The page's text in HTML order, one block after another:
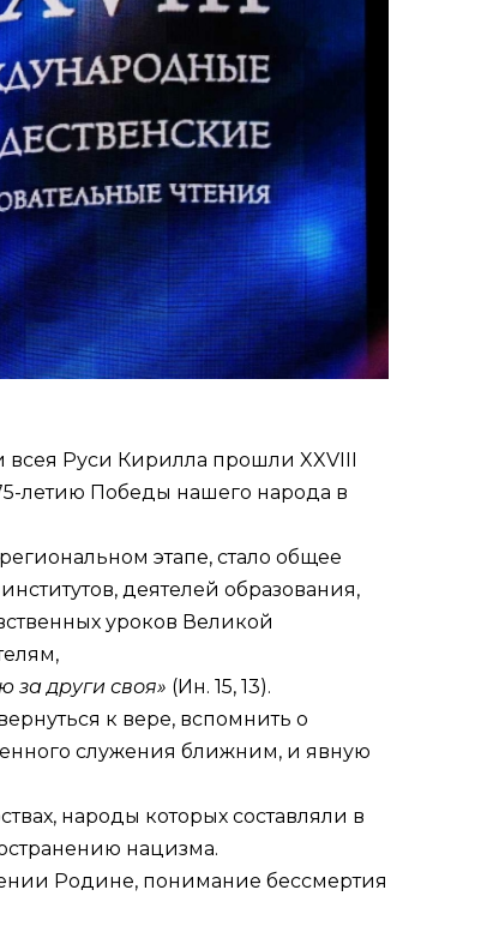
Руси Кирилла прошли XXVIII
летию Победы нашего народа в
этапе, стало общее
деятелей образования,
уроков Великой
задруги своя» (Ин. 15, 13).
к вере, вспомнить о
служения ближним, и явную
народы которых составляли в
нацизма.
Родине, понимание бессмертия